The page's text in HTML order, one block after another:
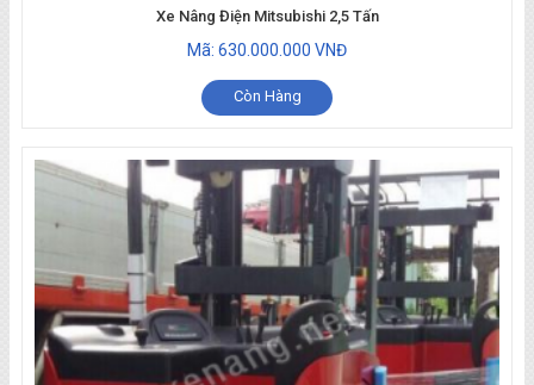
Xe Nâng Điện Mitsubishi 2,5 Tấn
Mã: 630.000.000 VNĐ
Còn Hàng